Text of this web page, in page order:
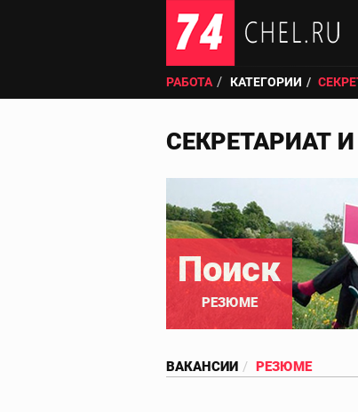
РАБОТА КАТЕГОРИИ
СЕКРЕТАРИАТ
Поиск
РЕЗЮМЕ
ВАКАНСИИ РЕЗЮМЕ